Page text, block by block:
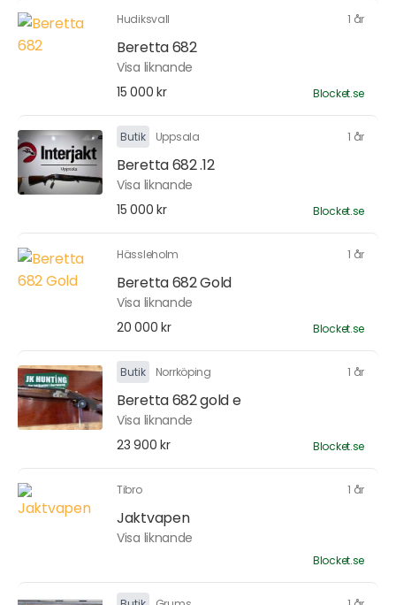
Hudiksvall 1 år
Beretta 682
Visa liknande
15 000 kr
Blocket.se
Butik Uppsala 1 år
Beretta 682 .12
Visa liknande
15 000 kr
Blocket.se
Hässleholm 1 år
Beretta 682 Gold
Visa liknande
20 000 kr
Blocket.se
Butik Norrköping 1 år
Beretta 682 gold e
Visa liknande
23 900 kr
Blocket.se
Tibro 1 år
Jaktvapen
Visa liknande
Blocket.se